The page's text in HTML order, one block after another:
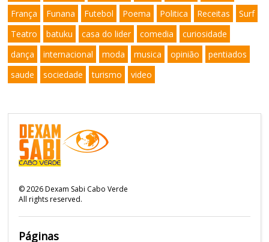
França
Funana Futebol Poema Politica Receitas
Surf
Teatro
batuku casa do lider comedia
curiosidade
dança
internacional moda musica opinião
pentiados
saude
sociedade turismo video
©2026Dexam Sabi Cabo Verde
All rights reserved.
Páginas